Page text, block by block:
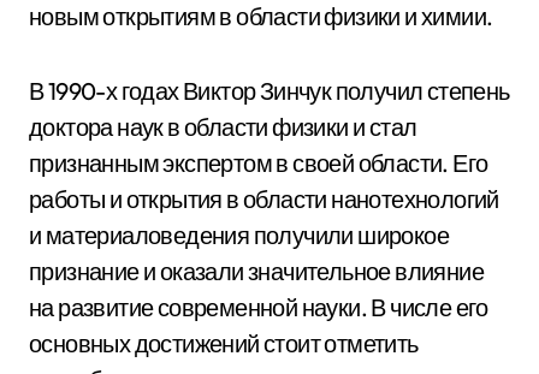
новым открытиям в области физики и химии.
В 1990-х годах Виктор Зинчук получил степень
доктора наук в области физики и стал
признанным экспертом в своей области. Его
работы и открытия в области нанотехнологий
и материаловедения получили широкое
признание и оказали значительное влияние
на развитие современной науки. В числе его
основных достижений стоит отметить